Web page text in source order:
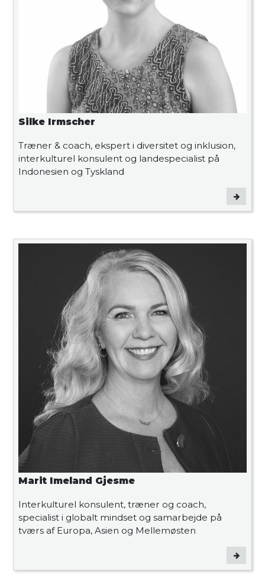
Silke Irmscher
Træner & coach, ekspert i diversitet og inklusion,
interkulturel konsulent og landespecialist på
Indonesien og Tyskland
Marit Imeland Gjesme
Interkulturel konsulent, træner og coach,
specialist i globalt mindset og samarbejde på
tværs af Europa, Asien og Mellemøsten